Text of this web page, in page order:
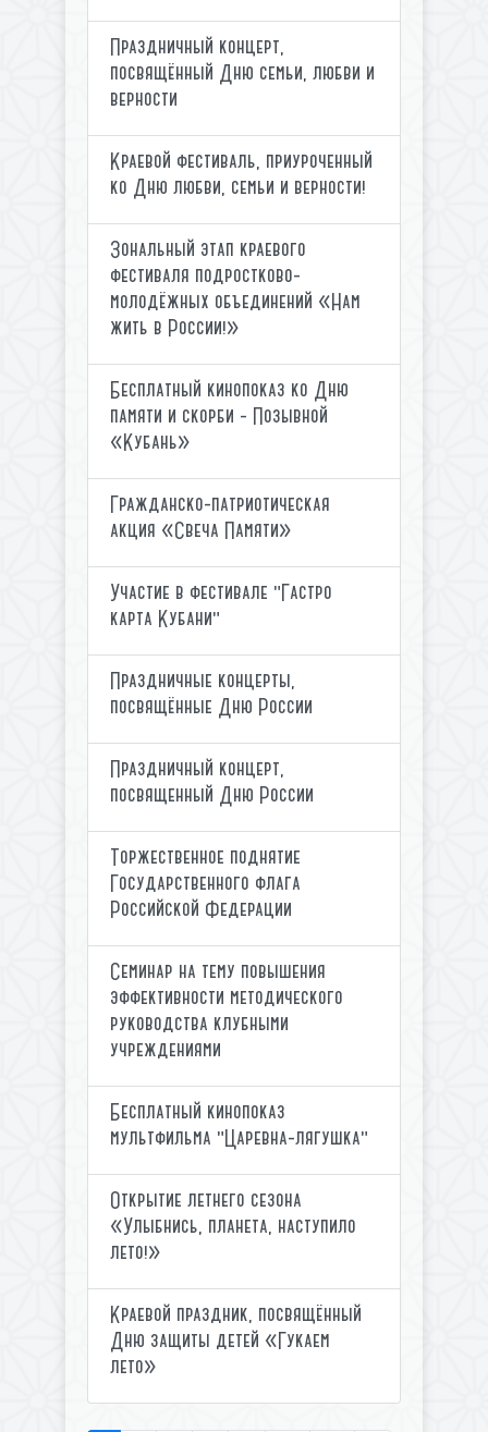
Праздничный концерт,
посвящённый Дню семьи, любви и
верности
Краевой фестиваль, приуроченный
ко Дню любви, семьи и верности!
Зональный этап краевого
фестиваля подростково-
молодёжных объединений «Нам
жить в России!»
Бесплатный кинопоказ ко Дню
памяти и скорби - Позывной
«Кубань»
Гражданско-патриотическая
акция «Свеча Памяти»
Участие в фестивале "Гастро
карта Кубани"
Праздничные концерты,
посвящённые Дню России
Праздничный концерт,
посвященный Дню России
Торжественное поднятие
Государственного флага
Российской Федерации
Семинар на тему повышения
эффективности методического
руководства клубными
учреждениями
Бесплатный кинопоказ
мультфильма "Царевна-лягушка"
Открытие летнего сезона
«Улыбнись, планета, наступило
лето!»
Краевой праздник, посвящённый
Дню защиты детей «Гукаем
лето»